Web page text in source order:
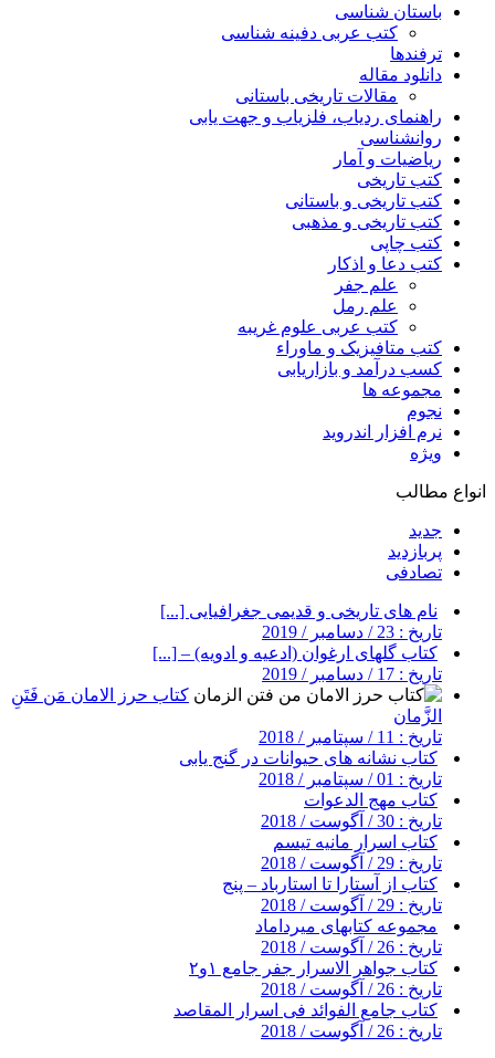
باستان شناسی
کتب عربی دفینه شناسی
ترفندها
دانلود مقاله
مقالات تاریخی باستانی
راهنمای ردیاب، فلزیاب و جهت یابی
روانشناسی
ریاضیات و آمار
کتب تاریخی
کتب تاریخی و باستانی
کتب تاریخی و مذهبی
کتب چاپی
کتب دعا و اذکار
علم جفر
علم رمل
کتب عربی علوم غریبه
کتب متافیزیک و ماوراء
کسب درآمد و بازاریابی
مجموعه ها
نجوم
نرم افزار اندروید
ویژه
انواع مطالب
جدید
پربازدید
تصادفی
نام های تاریخی و قدیمی جغرافیایی [...]
تاریخ : 23 / دسامبر / 2019
کتاب گلهای ارغوان (ادعیه و ادویه) – [...]
تاریخ : 17 / دسامبر / 2019
کتاب حرز الامان مَن فَتَنِ
الزَّمان
تاریخ : 11 / سپتامبر / 2018
کتاب نشانه های حیوانات در گنج یابی
تاریخ : 01 / سپتامبر / 2018
کتاب مهج الدعوات
تاریخ : 30 / آگوست / 2018
کتاب اسرار مانیه تیسم
تاریخ : 29 / آگوست / 2018
کتاب از آستارا تا استارباد – پنج
تاریخ : 29 / آگوست / 2018
مجموعه کتابهای میرداماد
تاریخ : 26 / آگوست / 2018
کتاب جواهر الاسرار جفر جامع ۱و۲
تاریخ : 26 / آگوست / 2018
کتاب جامع الفوائد فی اسرار المقاصد
تاریخ : 26 / آگوست / 2018